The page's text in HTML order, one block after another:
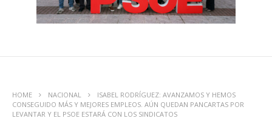
HOME NACIONAL
ISABEL RODRÍGUEZ: AVANZAMOS Y HEMOS
CONSEGUIDO MÁS Y MEJORES EMPLEOS. AÚN QUEDAN PANCARTAS POR
LEVANTAR Y EL PSOE ESTARÁ CON LOS SINDICATOS